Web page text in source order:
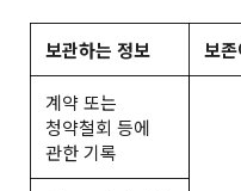
보관하는 정보 보
계약 또는
청약철회 등에
관한 기록